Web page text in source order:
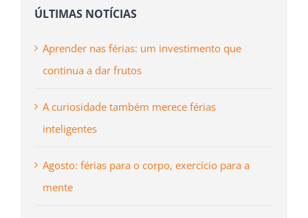
ÚLTIMAS NOTÍCIAS
Aprender nas férias: um investimento que
continua a dar frutos
A curiosidade também merece férias
inteligentes
Agosto: férias para o corpo, exercício para a
mente